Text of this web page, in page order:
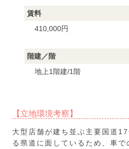
賃料
410,000円
階建／階
地上1階建/1階
【立地環境考察】
大型店舗が建ち並ぶ主要国道
る県道に面しているため、車で